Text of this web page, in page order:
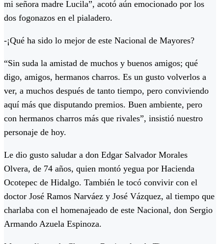
mi señora madre Lucila”, acotó aún emocionado por los
dos fogonazos en el pialadero.
-¡Qué ha sido lo mejor de este Nacional de Mayores?
“Sin suda la amistad de muchos y buenos amigos; qué
digo, amigos, hermanos charros. Es un gusto volverlos a
ver, a muchos después de tanto tiempo, pero conviviendo
aquí más que disputando premios. Buen ambiente, pero
con hermanos charros más que rivales”, insistió nuestro
personaje de hoy.
Le dio gusto saludar a don Edgar Salvador Morales
Olvera, de 74 años, quien montó yegua por Hacienda
Ocotepec de Hidalgo. También le tocó convivir con el
doctor José Ramos Narváez y José Vázquez, al tiempo que
charlaba con el homenajeado de este Nacional, don Sergio
Armando Azuela Espinoza.